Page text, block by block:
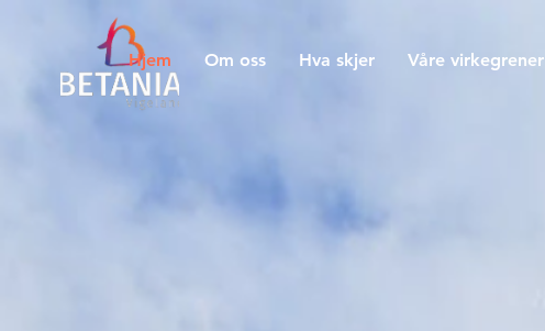
Hjem Om oss Hva skjer Våre virkegrener